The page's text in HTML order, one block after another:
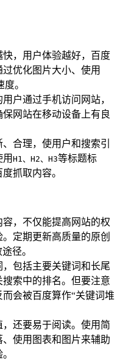
快，用户体验越好，百度
优化图片大小、使用
。
户通过手机访问网站，
网站在移动设备上有良
合理，使用户和搜索引
H1、H2、H3等标题标
抓取内容。
，不仅能提高网站的权
定期更新高质量的原创
径。
包括主要关键词和长尾
索中的排名。但要注意
会被百度算作“关键词堆
还要易于阅读。使用简
使用图表和图片来辅助